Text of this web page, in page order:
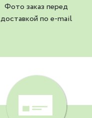
Фото заказ перед
доставкой по e-mail